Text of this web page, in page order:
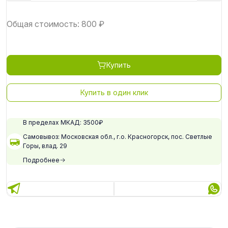
Общая стоимость: 800 ₽
Купить
Купить в один клик
В пределах МКАД: 3500₽
Самовывоз: Московская обл., г.о. Красногорск, пос. Светлые
Горы, влад. 29
Подробнее